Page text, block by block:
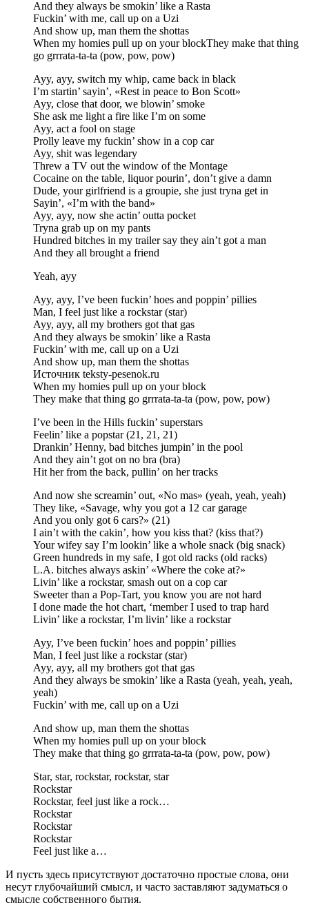
And they always be smokin’ like a Rasta
Fuckin’ with me, call up on a Uzi
And show up, man them the shottas
When my homies pull up on your blockThey make that thing
go grrrata-ta-ta (pow, pow, pow)
Ayy, ayy, switch my whip, came back in black
I’m startin’ sayin’, «Rest in peace to Bon Scott»
Ayy, close that door, we blowin’ smoke
She ask me light a fire like I’m on some
Ayy, act a fool on stage
Prolly leave my fuckin’ show in a cop car
Ayy, shit was legendary
Threw a TV out the window of the Montage
Cocaine on the table, liquor pourin’, don’t give a damn
Dude, your girlfriend is a groupie, she just tryna get in
Sayin’, «I’m with the band»
Ayy, ayy, now she actin’ outta pocket
Tryna grab up on my pants
Hundred bitches in my trailer say they ain’t got a man
And they all brought a friend
Yeah, ayy
Ayy, ayy, I’ve been fuckin’ hoes and poppin’ pillies
Man, I feel just like a rockstar (star)
Ayy, ayy, all my brothers got that gas
And they always be smokin’ like a Rasta
Fuckin’ with me, call up on a Uzi
And show up, man them the shottas
Источник teksty-pesenok.ru
When my homies pull up on your block
They make that thing go grrrata-ta-ta (pow, pow, pow)
I’ve been in the Hills fuckin’ superstars
Feelin’ like a popstar (21, 21, 21)
Drankin’ Henny, bad bitches jumpin’ in the pool
And they ain’t got on no bra (bra)
Hit her from the back, pullin’ on her tracks
And now she screamin’ out, «No mas» (yeah, yeah, yeah)
They like, «Savage, why you got a 12 car garage
And you only got 6 cars?» (21)
I ain’t with the cakin’, how you kiss that? (kiss that?)
Your wifey say I’m lookin’ like a whole snack (big snack)
Green hundreds in my safe, I got old racks (old racks)
L.A. bitches always askin’ «Where the coke at?»
Livin’ like a rockstar, smash out on a cop car
Sweeter than a Pop-Tart, you know you are not hard
I done made the hot chart, ‘member I used to trap hard
Livin’ like a rockstar, I’m livin’ like a rockstar
Ayy, I’ve been fuckin’ hoes and poppin’ pillies
Man, I feel just like a rockstar (star)
Ayy, ayy, all my brothers got that gas
And they always be smokin’ like a Rasta (yeah, yeah, yeah,
yeah)
Fuckin’ with me, call up on a Uzi
And show up, man them the shottas
When my homies pull up on your block
They make that thing go grrrata-ta-ta (pow, pow, pow)
Star, star, rockstar, rockstar, star
Rockstar
Rockstar, feel just like a rock…
Rockstar
Rockstar
Rockstar
Feel just like a…
И пусть здесь присутствуют достаточно простые слова, они
несут глубочайший смысл, и часто заставляют задуматься о
смысле собственного бытия.